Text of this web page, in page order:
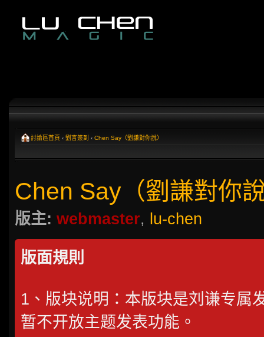
討論區首頁 ‹ 劉言簽到 ‹ Chen Say（劉謙對你說）
Chen Say（劉謙對你
版主: webmaster, lu-chen
版面規則
1、版块说明：本版块是刘谦专属
暂不开放主题发表功能。